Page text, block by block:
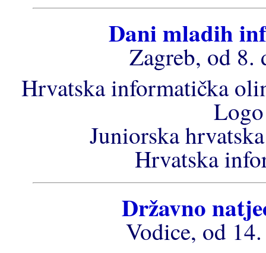
Dani mladih
Zagreb, od 8.
Hrvatska informatička
Juniorska
Hrvatska
Državno
Vodice, od